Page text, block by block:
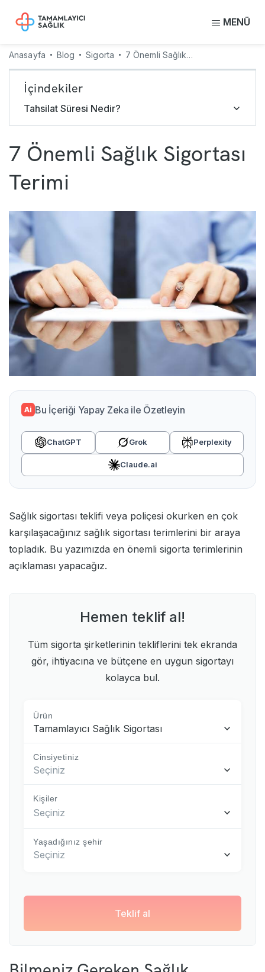
MENÜ
Anasayfa Blog Sigorta 7 Önemli Sağlık Sigortası Terimi
İçindekiler
Tahsilat Süresi Nedir?
7 Önemli Sağlık Sigortası
Terimi
Ai Bu İçeriği Yapay Zeka ile Özetleyin
ChatGPT Grok Perplexity
Claude.ai
Sağlık sigortası teklifi veya poliçesi okurken en çok
karşılaşacağınız sağlık sigortası terimlerini bir araya
topladık. Bu yazımızda en önemli sigorta terimlerinin
açıklaması yapacağız.
Hemen teklif al!
Tüm sigorta şirketlerinin tekliflerini tek ekranda
gör, ihtiyacına ve bütçene en uygun sigortayı
kolayca bul.
Ürün
Tamamlayıcı Sağlık Sigortası
Cinsiyetiniz
Seçiniz
Kişiler
Seçiniz
Yaşadığınız şehir
Seçiniz
Teklif al